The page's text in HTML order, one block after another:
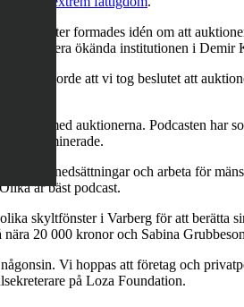
därefter formades idén om att
den numera ökända institutionen i
Det gjorde att vi tog beslutet att
till med auktionerna. Podcasten
diskriminerade.
och arbeta för
är bäst podcast.
skyltfönster i Varberg för att
20 000 kronor och Sabina
Vi hoppas att företag och
på Loza Foundation.